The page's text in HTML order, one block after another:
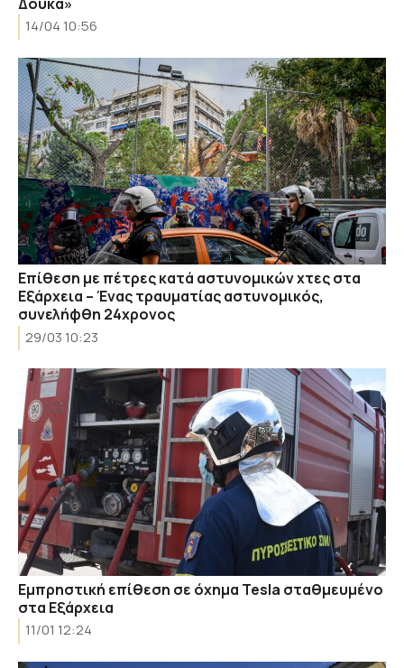
14/04 10:56
Επίθεση με πέτρες κατά αστυνομικών χτες στα
Εξάρχεια – Ένας τραυματίας αστυνομικός,
συνελήφθη 24χρονος
29/03 10:23
Eμπρηστική επίθεση σε όχημα Tesla σταθμευμένο
στα Εξάρχεια
11/01 12:24